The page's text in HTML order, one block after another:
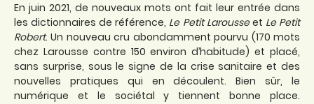
En juin 2021, de nouveaux mots ont fait leur entrée dans
les dictionnaires de référence, Le Petit Larousseet Le Petit
Robert. Un nouveau cru abondamment pourvu (170 mots
chez Larousse contre 150 environ d’habitude) et placé,
sans surprise, sous le signe de la crise sanitaire et des
nouvelles pratiques qui en découlent. Bien sûr, le
numérique et le sociétal y tiennent bonne place.